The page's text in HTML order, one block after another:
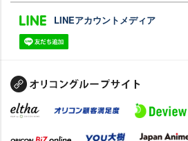
LINEアカウントメディア